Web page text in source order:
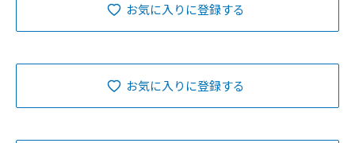
お気に入りに登録する
お気に入りに登録する